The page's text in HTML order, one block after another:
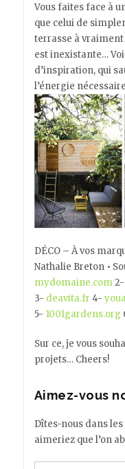
Vous faites face à
que celui de
terrasse à vraiment
est inexistante…
d’inspiration, qui
l’énergie
DÉCO – À vos
Nathalie Breton •
mydomaine.com2-
3- deavita.fr 4-
5- 1001gardens.org
Sur ce, je vous
projets… Cheers!
Aimez-vous
Dîtes-nous dans
aimeriez que l’on